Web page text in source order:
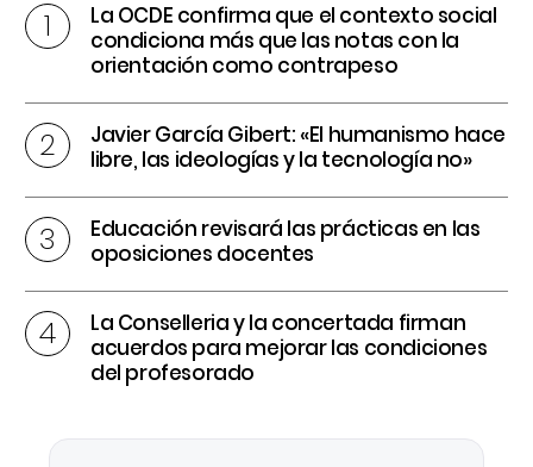
La OCDE confirma que el contexto social
condiciona más que las notas con la
orientación como contrapeso
Javier García Gibert: «El humanismo hace
libre, las ideologías y la tecnología no»
Educación revisará las prácticas en las
oposiciones docentes
La Conselleria y la concertada firman
acuerdos para mejorar las condiciones
del profesorado